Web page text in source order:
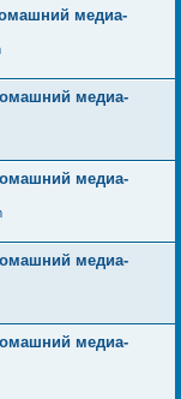
медиа-
медиа-
медиа-
медиа-
медиа-